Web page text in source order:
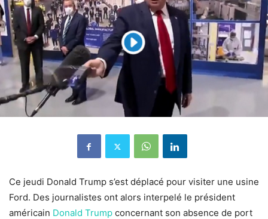
Ce jeudi Donald Trump s’est déplacé pour visiter une usine
Ford. Des journalistes ont alors interpelé le président
américain Donald Trump concernant son absence de port